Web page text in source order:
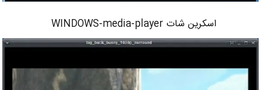
اسکرین شات WINDOWS-media-player